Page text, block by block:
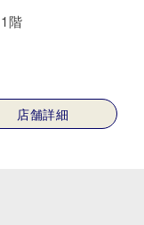
階
店舗詳細